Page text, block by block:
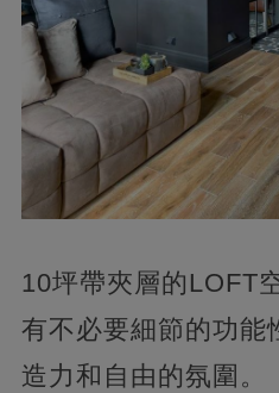
10坪帶夾層的LOFT
有不必要細節的功能
造力和自由的氛圍。